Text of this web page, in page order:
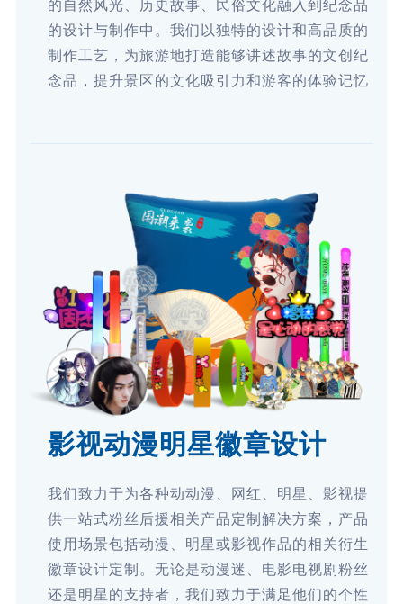
的自然风光、历史故事、民俗文化融入到纪念品
的设计与制作中。我们以独特的设计和高品质的
制作工艺，为旅游地打造能够讲述故事的文创纪
念品，提升景区的文化吸引力和游客的体验记忆
影视动漫明星徽章设计
我们致力于为各种动动漫、网红、明星、影视提
供一站式粉丝后援相关产品定制解决方案，产品
使用场景包括动漫、明星或影视作品的相关衍生
徽章设计定制。无论是动漫迷、电影电视剧粉丝
还是明星的支持者，我们致力于满足他们的个性